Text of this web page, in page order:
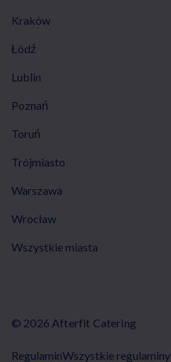
Kraków
Łódź
Lublin
Poznań
Toruń
Trójmiasto
Warszawa
Wrocław
Wszystkie miasta
© 2026 Afterfit Catering
RegulaminWszystkie regulaminy